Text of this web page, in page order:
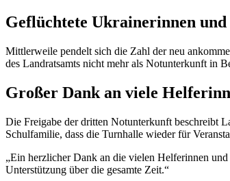
Geflüchtete Ukrainerinnen
Mittlerweile pendelt sich die Zahl der neu
des Landratsamts nicht mehr als Notunterkunft in
Großer Dank an viele
Die Freigabe der dritten Notunterkunft beschreibt
Schulfamilie, dass die Turnhalle wieder für
„Ein herzlicher Dank an die vielen Helferinnen
Unterstützung über die gesamte Zeit.“